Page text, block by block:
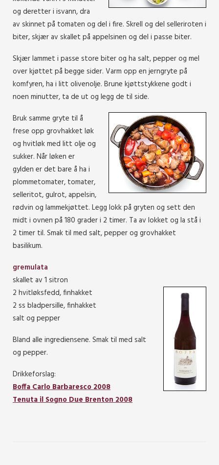
og deretter i isvann, dra
av skinnet på tomaten og del i fire. Skrell og del selleriroten i
biter, skjær av skallet på appelsinen og del i passe biter.
Skjær lammet i passe store biter og ha salt, pepper og mel
over kjøttet på begge sider. Varm opp en jerngryte på
komfyren, ha i litt olivenolje. Brune kjøttstykkene godt i
noen minutter, ta de ut og legg de til side.
Bruk samme gryte til å
frese opp grovhakket løk
og hvitløk med litt olje og
sukker. Når løken er
gylden er det bare å ha i
plommetomater, tomater,
selleritot, gulrot, appelsin,
rødvin og lammekjøttet. Legg lokk på gryten og sett den
midt i ovnen på 180 grader i 2 timer. Ta av lokket og la stå i
2 timer til. Smak til med salt, pepper og grovhakket
basilikum.
gremulata
skallet av 1 sitron
2 hvitløksfedd, finhakket
2 ss bladpersille, finhakket
salt og pepper
Bland alle ingrediensene. Smak til med salt
og pepper.
Drikkeforslag:
Boffa Carlo Barbaresco 2008
Tenuta il Sogno Due Brenton 2008